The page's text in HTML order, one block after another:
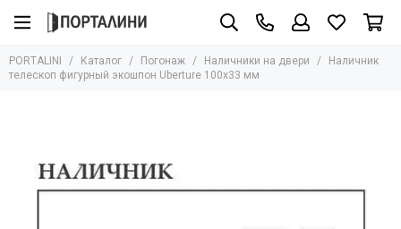
Погонаж
Все товары
Влагостойкий
PORTALINI Каталог Погонаж Наличники на двери
Наличник
телескоп фигурный экошпон Uberture 100х33 мм